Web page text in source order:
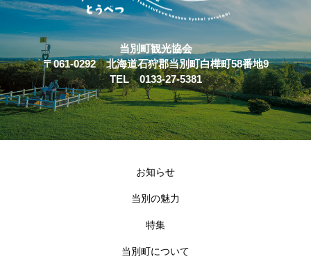
当別町観光協会
〒061-0292 北海道石狩郡当別町白樺町58番地9
TEL 0133-27-5381
お知らせ
当別の魅力
特集
当別町について